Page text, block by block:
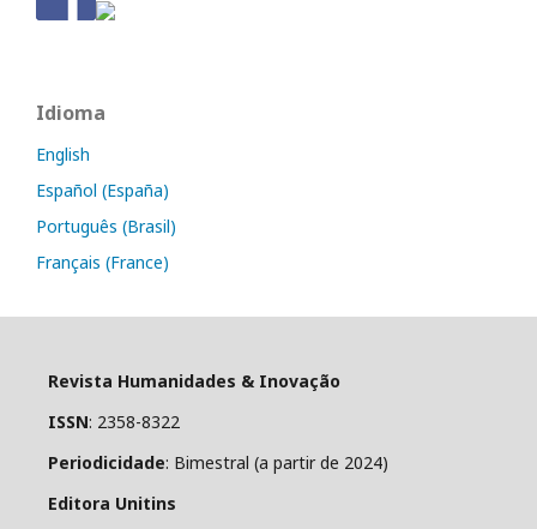
Idioma
English
Español (España)
Português (Brasil)
Français (France)
Revista Humanidades & Inovação
ISSN: 2358-8322
Periodicidade: Bimestral (a partir de 2024)
Editora Unitins